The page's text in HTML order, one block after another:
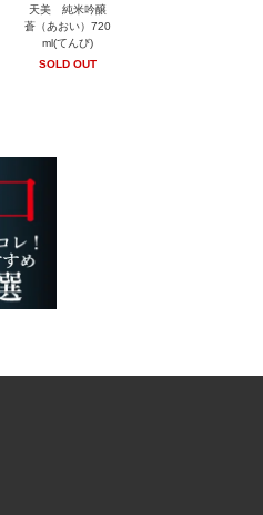
天美 純米吟醸
蒼（あおい）720
ml(てんび)
SOLD OUT